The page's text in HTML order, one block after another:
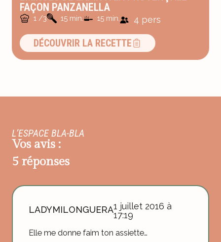
FAÇON PANZANELLA
1 /3 15 min. 15 min. 4 pers
DÉCOUVRIR LA RECETTE
L’ESPACE BLA-BLA
Vos avis :
5 réponses
LADYMILONGUERA1 juillet 2016 à
17:19
Elle me donne faim ton assiette…